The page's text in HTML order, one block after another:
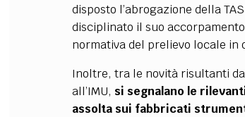
disposto l’abrogazione della
disciplinato il suo
normativa del prelievo locale in
Inoltre, tra le novità risultanti
all’IMU, si segnalano le
assolta sui fabbricati